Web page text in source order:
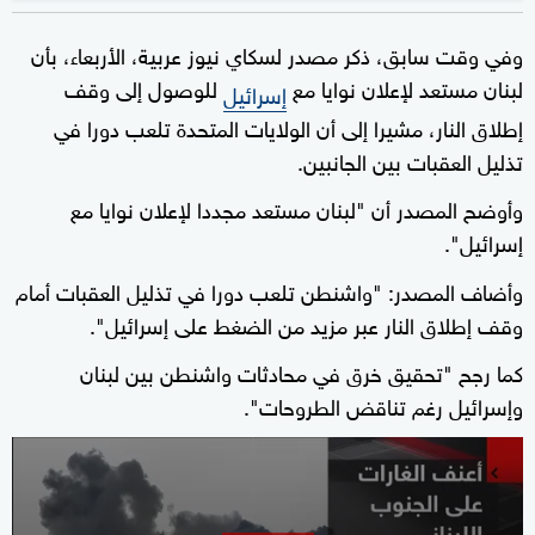
وفي وقت سابق، ذكر مصدر لسكاي نيوز عربية، الأربعاء، بأن
لبنان مستعد لإعلان نوايا معإسرائيلللوصول إلى وقف
إطلاق النار، مشيرا إلى أن الولايات المتحدة تلعب دورا في
تذليل العقبات بين الجانبين.
وأوضح المصدر أن "لبنان مستعد مجددا لإعلان نوايا مع
إسرائيل".
وأضاف المصدر: "واشنطن تلعب دورا في تذليل العقبات أمام
وقف إطلاق النار عبر مزيد من الضغط على إسرائيل".
كما رجح "تحقيق خرق في محادثات واشنطن بين لبنان
وإسرائيل رغم تناقض الطروحات".
seconds